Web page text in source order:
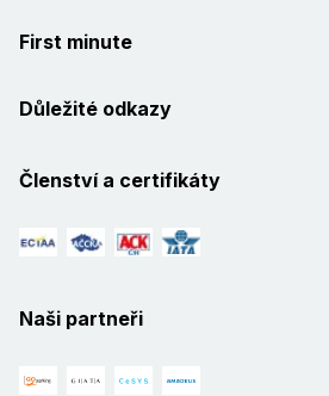
First minute
Důležité odkazy
Členství a certifikáty
Naši partneři